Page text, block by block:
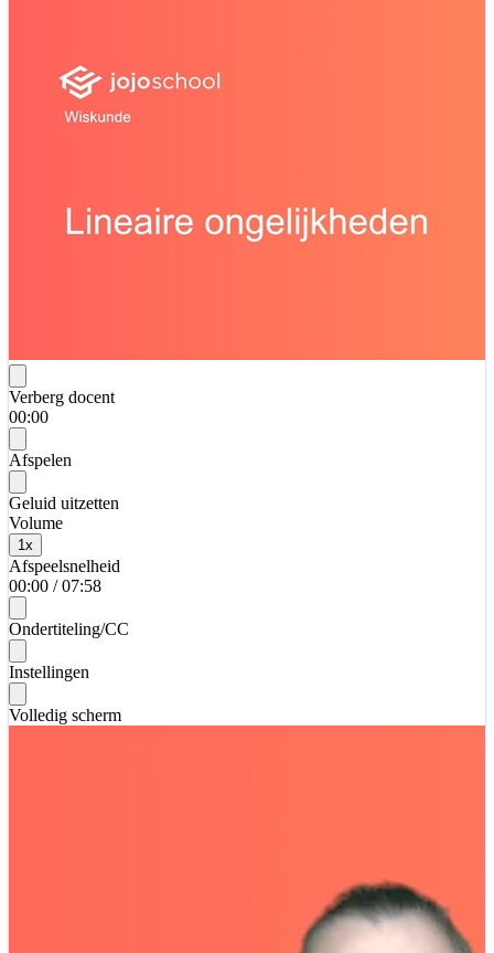
Verberg docent
00:00
Afspelen
Geluid uitzetten
Volume
1x
Afspeelsnelheid
00:00 / 07:58
Ondertiteling/CC
Instellingen
Volledig scherm